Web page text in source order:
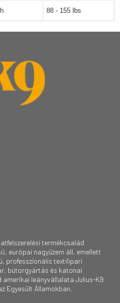
88 - 155 lbs
termékcsalád
európai nagyüzem áll, emellett
professzionális textilipari
bútorgyártás és katonai
amerikai leányvállalata Julius-K9
Egyesült Államokban.